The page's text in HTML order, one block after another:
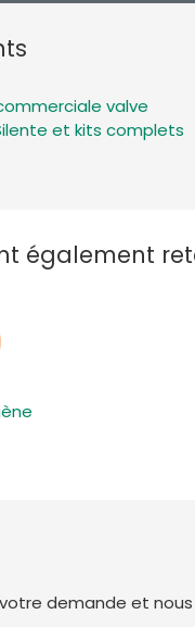
valve
et kits complets
également
demande et